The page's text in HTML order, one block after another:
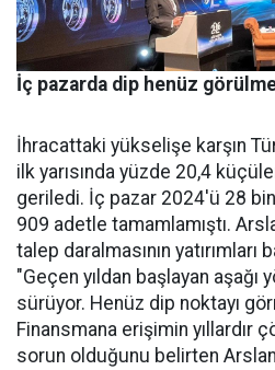
İç pazarda dip henüz
İhracattaki yükselişe karşın
ilk yarısında yüzde 20,4
geriledi. İç pa­zar 2024'ü 28
909 adetle tamamlamış­tı.
talep daralmasının yatırımları
"Geçen yıldan başlayan aşağı
sürüyor. Henüz dip nok­tayı
Finans­mana erişimin yıllardır
sorun olduğunu be­lirten